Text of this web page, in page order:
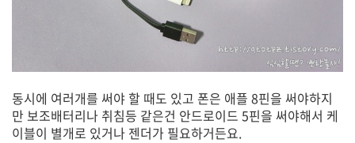
동시에 여러개를 써야 할 때도 있고 폰은 애플 8핀을 써야하지
만 보조배터리나 취침등 같은건 안드로이드 5핀을 써야해서 케
이블이 별개로 있거나 젠더가 필요하거든요.